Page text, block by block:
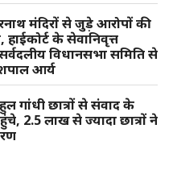
मंदिरों से जुड़े आरोपों की
हाईकोर्ट के सेवानिवृत्त
विधानसभा समिति से
आर्य
गांधी छात्रों से संवाद के
2.5 लाख से ज्यादा छात्रों ने